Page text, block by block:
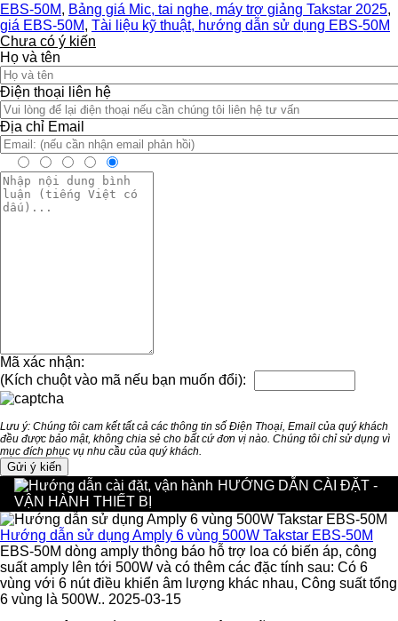
EBS-50M, Bảng giá Mic, tai nghe, máy trợ giảng Takstar 2025,
giá EBS-50M, Tài liệu kỹ thuật, hướng dẫn sử dụng EBS-50M
Chưa có ý kiến
Họ và tên
Điện thoại liên hệ
Địa chỉ Email
Mã xác nhận:
(Kích chuột vào mã nếu bạn muốn đổi):
Lưu ý: Chúng tôi cam kết tất cả các thông tin số Điện Thoại, Email của quý khách
đều được bảo mật, không chia sẻ cho bất cứ đơn vị nào. Chúng tôi chỉ sử dụng vì
mục đích phục vụ nhu cầu của quý khách.
HƯỚNG DẪN CÀI ĐẶT -
VẬN HÀNH THIẾT BỊ
Hướng dẫn sử dụng Amply 6 vùng 500W Takstar EBS-50M
EBS-50M dòng amply thông báo hỗ trợ loa có biến áp, công
suất amply lên tới 500W và có thêm các đặc tính sau: Có 6
vùng với 6 nút điều khiển âm lượng khác nhau, Công suất tổng
6 vùng là 500W.. 2025-03-15